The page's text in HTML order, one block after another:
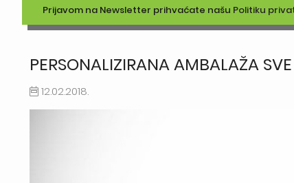
Prijavom na Newsletter prihvaćate našu Politiku
PERSONALIZIRANA AMBALAŽA
12.02.2018.